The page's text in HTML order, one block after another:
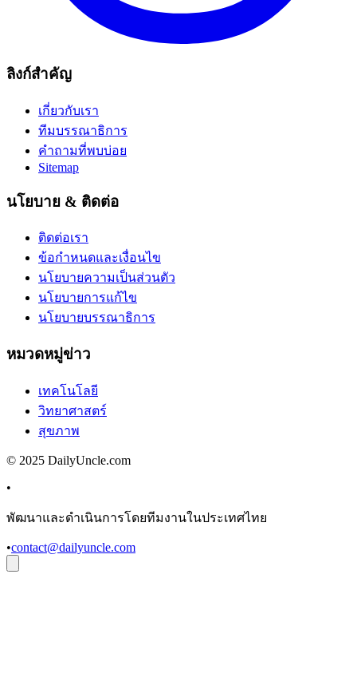
ลิงก์สำคัญ
เกี่ยวกับเรา
ทีมบรรณาธิการ
คำถามที่พบบ่อย
Sitemap
นโยบาย & ติดต่อ
ติดต่อเรา
ข้อกำหนดและเงื่อนไข
นโยบายความเป็นส่วนตัว
นโยบายการแก้ไข
นโยบายบรรณาธิการ
หมวดหมู่ข่าว
เทคโนโลยี
วิทยาศาสตร์
สุขภาพ
© 2025 DailyUncle.com
•
พัฒนาและดำเนินการโดยทีมงานในประเทศไทย
•contact@dailyuncle.com